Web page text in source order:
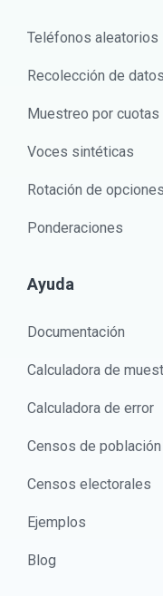
Teléfonos aleatorios
Recolección de datos
Muestreo por cuotas
Voces sintéticas
Rotación de opciones
Ponderaciones
Ayuda
Documentación
Calculadora de
Calculadora de error
Censos de población
Censos electorales
Ejemplos
Blog